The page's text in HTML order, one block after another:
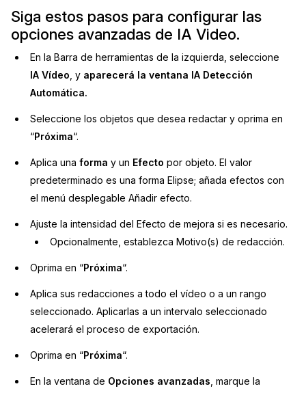
Servicios Financieros
Medios de Comunicación y
Entretenimiento
Centros de Atención Telefónica
Centros de Crisis y Las Líneas Directas
La Venta al Por Menor
TI y Operaciones
Videoteca
Sobre nosotros
Trabaja con nosotros
Siga estos pasos para configurar las
opciones avanzadas de IA Video.
En la Barra de herramientas de la izquierda, seleccione
IA Vídeo , y aparecerá la ventana IA Detección
Automática.
Seleccione los objetos que desea redactar y oprima en
“Próxima“.
Aplica unaforma y un Efecto por objeto. El valor
predeterminado es una forma Elipse; añada efectos con
el menú desplegable Añadir efecto.
Ajuste la intensidad del Efecto de mejora si es necesario.
Opcionalmente, establezca Motivo(s) de redacción.
Oprima en “Próxima“.
Aplica sus redacciones a todo el vídeo o a un rango
seleccionado. Aplicarlas a un intervalo seleccionado
acelerará el proceso de exportación.
Oprima en “Próxima“.
En la ventana de Opciones avanzadas , marque la